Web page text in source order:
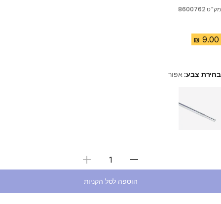
מק"ט 8600762
בחירת צבע: אפור
בחירת כמות
הוספה לסל הקניות